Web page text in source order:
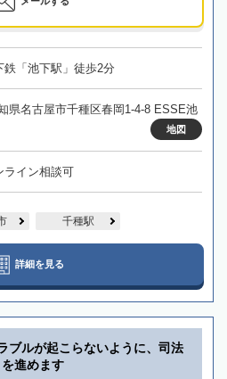
鉄「池下駅」徒歩2分
県名古屋市千種区春岡1-4-8 ESSE池
地図
ライン相談可
千種駅
詳細を見る
ブルが起こらないように、司法
進めます